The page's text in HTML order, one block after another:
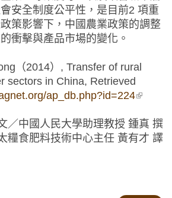
安全制度公平性，是目前2 項重
策影響下，中國農業政策的調整
衝擊與產品市場的變化。
（2014）, Transfer of rural
sectors in China, Retrieved
ap_db.php?id=224(link is
／中國人民大學助理教授 鍾真 撰
肥料技術中心主任 黃有才 譯